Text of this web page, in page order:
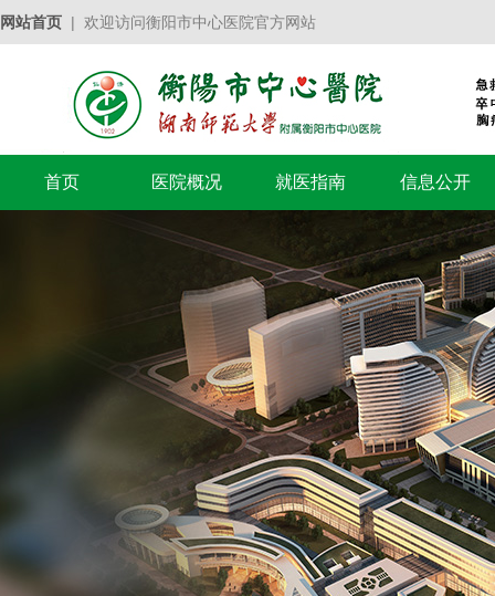
网站首页 | 欢迎访问衡阳市中心医院官方网站
首页 医院概况 就医指南 信息公开